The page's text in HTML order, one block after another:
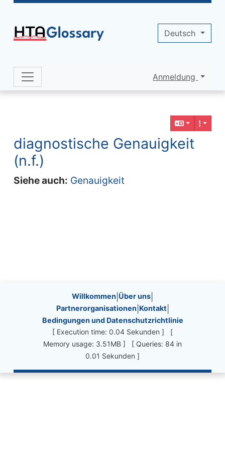
Navigation and related functionality
diagnostische Genauigkeit
(n.f.)
Siehe auch: Genauigkeit
Site information, links, etc.
Willkommen Über uns
Partnerorganisationen Kontakt
Bedingungen und Datenschutzrichtlinie
[ Execution time: 0.04 Sekunden ] [
Memory usage: 3.51MB ] [ Queries: 84 in
0.01 Sekunden ]
Site identity, navigation, etc.
Anmeldung
Deutsch